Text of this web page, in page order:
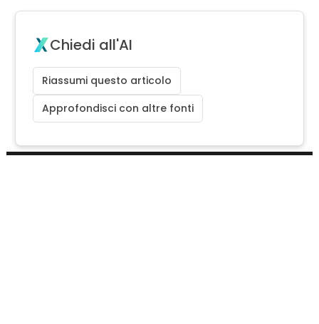
Chiedi all'AI
Riassumi questo articolo
Approfondisci con altre fonti